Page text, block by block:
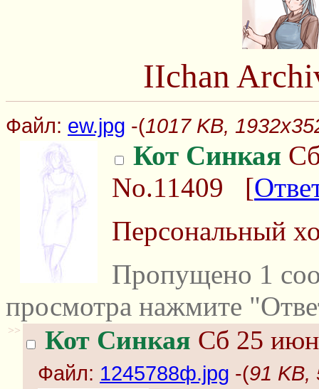
IIchan
Файл: ew.jpg -(1017 KB,
Кот Синкая
No.11409 [
Персональный
Пропущено 1
просмотра нажмите
>> Кот Синкая Сб 25
Файл: 1245788ф.jpg -(91 KB,